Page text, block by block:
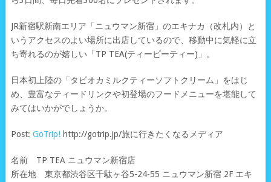
JR新宿駅新南エリア「ニュウマン新宿」のエキナカ（改札内）と
いうアクセスのよい場所に出店しているので、移動中に気軽に立
ち寄れるのが嬉しい「TP TEA(ティーピーティー)」。
日本初上陸の「タピオカミルクティーソフトクリーム」をはじ
め、豊富なティードリンクや初登場のフードメニューを堪能して
みてはいかがでしょうか。
Post: GoTrip!http://gotrip.jp/旅に行きたくなるメディア
名前 TP TEA ニュウマン新宿店
所在地 東京都渋谷区千駄ヶ谷5-24-55 ニュウマン新宿 2F エキ